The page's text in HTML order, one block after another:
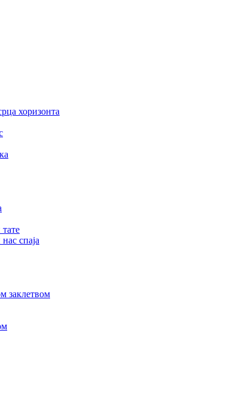
хоризонта
спаја
заклетвом